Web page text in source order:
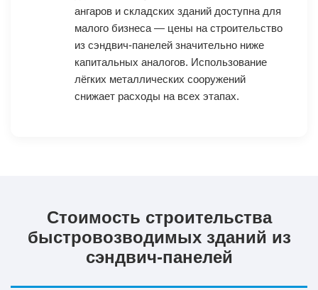
ангаров и складских зданий доступна для
малого бизнеса — цены на строительство
из сэндвич-панелей значительно ниже
капитальных аналогов. Использование
лёгких металлических сооружений
снижает расходы на всех этапах.
Стоимость строительства
быстровозводимых зданий из
сэндвич-панелей